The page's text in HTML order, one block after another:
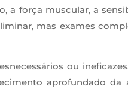
força muscular, a
mas exames
ou
aprofundado